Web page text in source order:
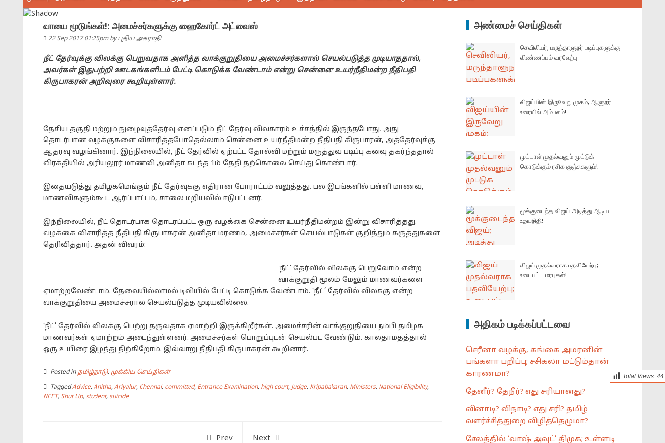
வாயை மூடுங்கள்!: அமைச்சர்களுக்கு ஹைகோர்ட் அட்வைஸ்
22 Sep 2017 01:25pm byபுதிய அகராதி
நீட் தேர்வுக்கு விலக்கு பெறுவதாக அளித்த வாக்குறுதியை அமைச்சர்களால் செயல்படுத்த முடியாததால்,
அவர்கள் இதுபற்றி ஊடகங்களிடம் பேட்டி கொடுக்க வேண்டாம் என்று சென்னை உயர்நீதிமன்ற நீதிபதி
கிருபாகரன் அறிவுரை கூறியுள்ளார்.
தேசிய தகுதி மற்றும் நுழைவுத்தேர்வு எனப்படும் நீட் தேர்வு விவகாரம் உச்சத்தில் இருந்தபோது, அது
தொடர்பான வழக்குகளை விசாரித்தபோதெல்லாம் சென்னை உயர்நீதிமன்ற நீதிபதி கிருபாரன், அத்தேர்வுக்கு
ஆதரவு வழங்கினார். இந்நிலையில், நீட் தேர்வில் ஏற்பட்ட தோல்வி மற்றும் மருத்துவ படிப்பு கனவு தகர்ந்ததால்
விரக்தியில் அரியலூர் மாணவி அனிதா கடந்த 1ம் தேதி தற்கொலை செய்து கொண்டார்.
இதையடுத்து தமிழகமெங்கும் நீட் தேர்வுக்கு எதிரான போராட்டம் வலுத்தது. பல இடங்களில் பள்ளி மாணவ,
மாணவிகளும்கூட ஆர்ப்பாட்டம், சாலை மறியலில் ஈடுபட்டனர்.
இந்நிலையில், நீட் தொடர்பாக தொடரப்பட்ட ஒரு வழக்கை சென்னை உயர்நீதிமன்றம் இன்று விசாரித்தது.
வழக்கை விசாரித்த நீதிபதி கிருபாகரன் அனிதா மரணம், அமைச்சர்கள் செயல்பாடுகள் குறித்தும் கருத்துகளை
தெரிவித்தார். அதன் விவரம்:
‛நீட்’ தேர்வில் விலக்கு பெறுவோம் என்ற
வாக்குறுதி மூலம் மேலும் மாணவர்களை
ஏமாற்றவேண்டாம். தேவையில்லாமல் டிவியில் பேட்டி கொடுக்க வேண்டாம். ‛நீட்’ தேர்வில் விலக்கு என்ற
வாக்குறுதியை அமைச்சரால் செயல்படுத்த முடியவில்லை.
‛நீட்’ தேர்வில் விலக்கு பெற்று தருவதாக ஏமாற்றி இருக்கிறீர்கள். அமைச்சரின் வாக்குறுதியை நம்பி தமிழக
மாணவர்கள் ஏமாற்றம் அடைந்துள்ளனர். அமைச்சர்கள் பொறுப்புடன் செயல்பட வேண்டும். காலதாமதத்தால்
ஒரு உயிரை இழந்து நிற்கிறோம். இவ்வாறு நீதிபதி கிருபாகரன் கூறினார்.
Total Views: 44
Posted in தமிழ்நாடு, முக்கிய செய்திகள்
TaggedAdvice, Anitha, Ariyalur, Chennai, committed, Entrance Examination, high court, Judge, Kripabakaran, Ministers, National Eligibility,
NEET, Shut Up, student, suicide
Prev Next
அண்மைச் செய்திகள்
செவிலியர், மருந்தாளுநர் படிப்புகளுக்கு
விண்ணப்பம் வரவேற்பு
விஜய்யின் இருவேறு முகம்; ஆளுநர்
உரையில் அம்பலம்!
முட்டாள் முதல்வனும் முட்டுக்
கொடுக்கும் ரசிக குஞ்சுகளும்!
மூக்குடைந்த விஜய்; அடித்து ஆடிய
உதயநிதி!
விஜய் முதல்வராக பதவியேற்பு;
உடைபட்ட மரபுகள்!
அதிகம் படிக்கப்பட்டவை
செரீனா வழக்கு, கங்கை அமரனின்
பங்களா பறிப்பு; சசிகலா மட்டும்தான்
காரணமா?
தேனீர்? தேநீர்? எது சரியானது?
வினாடி? விநாடி? எது சரி? தமிழ்
வளர்ச்சித்துறை விழித்தெழுமா?
சேலத்தில் ‘வாஷ் அவுட்’ திமுக; உள்ளடி